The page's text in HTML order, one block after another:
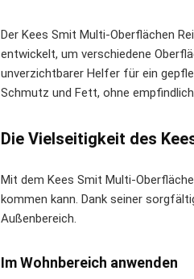
Der Kees Smit Multi-Oberflächen
entwickelt, um verschiedene
unverzichtbarer Helfer für ein
Schmutz und Fett, ohne
Die Vielseitigkeit des
Mit dem Kees Smit Multi-
kommen kann. Dank seiner
Außenbereich.
Im Wohnbereich anwenden